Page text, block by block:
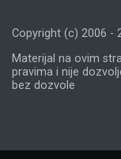
Copyright (c) 2006 -
Materijal na ovim
pravima i nije
bez dozvole